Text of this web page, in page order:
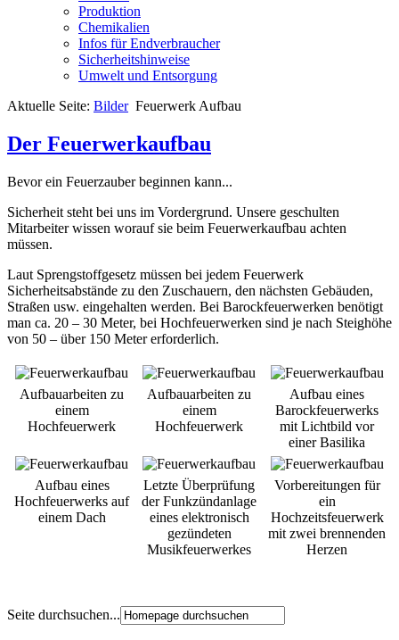
Produktion
Chemikalien
Infos für Endverbraucher
Sicherheitshinweise
Umwelt und Entsorgung
Aktuelle Seite: Bilder Feuerwerk Aufbau
Der Feuerwerkaufbau
Bevor ein Feuerzauber beginnen kann...
Sicherheit steht bei uns im Vordergrund. Unsere geschulten
Mitarbeiter wissen worauf sie beim Feuerwerkaufbau achten
müssen.
Laut Sprengstoffgesetz müssen bei jedem Feuerwerk
Sicherheitsabstände zu den Zuschauern, den nächsten Gebäuden,
Straßen usw. eingehalten werden. Bei Barockfeuerwerken benötigt
man ca. 20 – 30 Meter, bei Hochfeuerwerken sind je nach Steighöhe
von 50 – über 150 Meter erforderlich.
Aufbauarbeiten zu
einem
Hochfeuerwerk
Aufbauarbeiten zu
einem
Hochfeuerwerk
Aufbau eines
Barockfeuerwerks
mit Lichtbild vor
einer Basilika
Aufbau eines
Hochfeuerwerks auf
einem Dach
Letzte Überprüfung
der Funkzündanlage
eines elektronisch
gezündeten
Musikfeuerwerkes
Vorbereitungen für
ein
Hochzeitsfeuerwerk
mit zwei brennenden
Herzen
Seite durchsuchen...